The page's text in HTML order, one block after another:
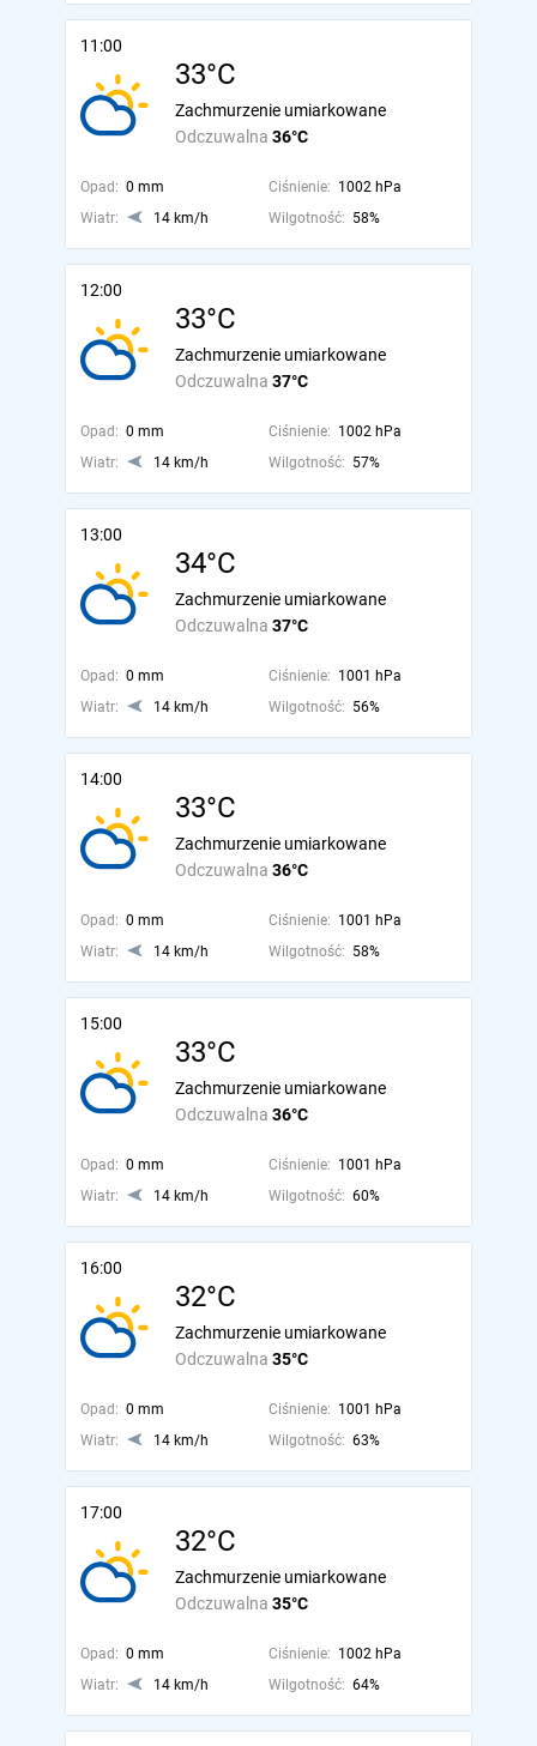
11:00
33°C
Odczuwalna 36°C
Zachmurzenie umiarkowane
Opad: 0 mm Ciśnienie: 1002 hPa
Wiatr:
14 km/h Wilgotność: 58%
12:00
33°C
Odczuwalna 37°C
Zachmurzenie umiarkowane
Opad: 0 mm Ciśnienie: 1002 hPa
Wiatr:
14 km/h Wilgotność: 57%
13:00
34°C
Odczuwalna 37°C
Zachmurzenie umiarkowane
Opad: 0 mm Ciśnienie: 1001 hPa
Wiatr:
14 km/h Wilgotność: 56%
14:00
33°C
Odczuwalna 36°C
Zachmurzenie umiarkowane
Opad: 0 mm Ciśnienie: 1001 hPa
Wiatr:
14 km/h Wilgotność: 58%
15:00
33°C
Odczuwalna 36°C
Zachmurzenie umiarkowane
Opad: 0 mm Ciśnienie: 1001 hPa
Wiatr:
14 km/h Wilgotność: 60%
16:00
32°C
Odczuwalna 35°C
Zachmurzenie umiarkowane
Opad: 0 mm Ciśnienie: 1001 hPa
Wiatr:
14 km/h Wilgotność: 63%
17:00
32°C
Odczuwalna 35°C
Zachmurzenie umiarkowane
Opad: 0 mm Ciśnienie: 1002 hPa
Wiatr:
14 km/h Wilgotność: 64%